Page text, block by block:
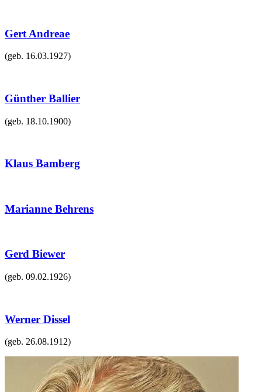
Gert Andreae
(geb. 16.03.1927)
Günther Ballier
(geb. 18.10.1900)
Klaus Bamberg
Marianne Behrens
Gerd Biewer
(geb. 09.02.1926)
Werner Dissel
(geb. 26.08.1912)